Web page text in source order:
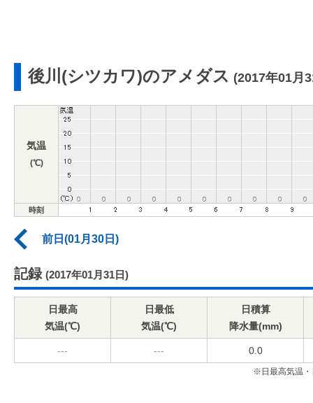
後川(シツカワ)のアメダス (2017年01月
気温
(℃)
時刻
前日(01月30日)
記録 (2017年01月31日)
日最高
気温(℃)
日最低
気温(℃)
日積算
降水量(mm)
--- --- 0.0
※日最高気温・